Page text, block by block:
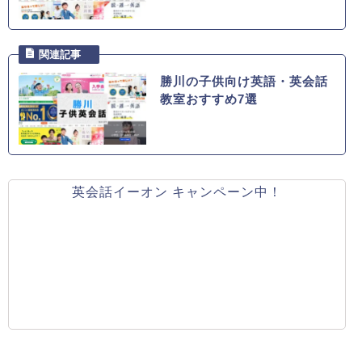
勝川の子供向け英語・英会話
教室おすすめ7選
英会話イーオン キャンペーン中！